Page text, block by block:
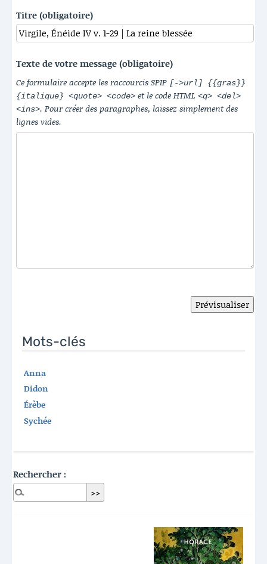
Titre (obligatoire)
Texte de votre message (obligatoire)
Ce formulaire accepte les raccourcis SPIP [->url] {{gras}}
{italique} <quote> <code> et le code HTML <q> <del>
<ins>. Pour créer des paragraphes, laissez simplement des
lignes vides.
Mots-clés
Anna
Didon
Érèbe
Sychée
Rechercher :
Dernières publications